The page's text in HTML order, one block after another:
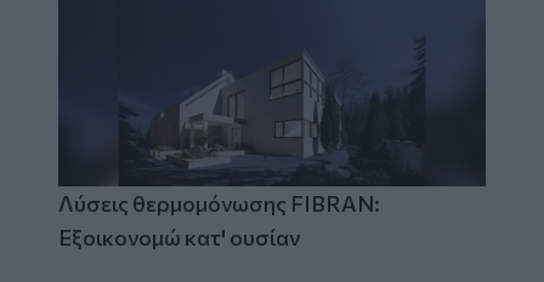
Λύσεις θερμομόνωσης FIBRAN:
Εξοικονομώ κατ' ουσίαν